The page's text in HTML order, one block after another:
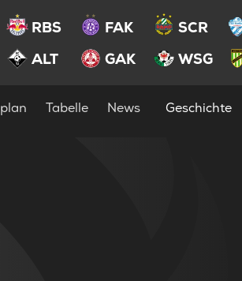
RBS FAK SCR
ALT GAK WSG
Tabelle News Geschichte